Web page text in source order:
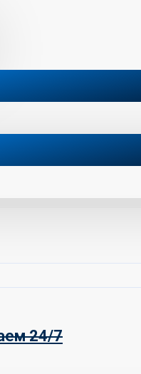
24/7